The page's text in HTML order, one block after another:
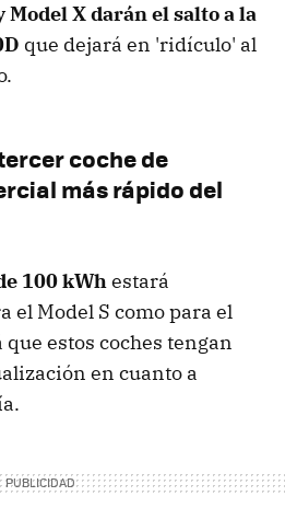
Model X darán el salto a la
que dejará en 'ridículo' al
coche de
más rápido del
100 kWhestará
el Model S como para el
estos coches tengan
en cuanto a